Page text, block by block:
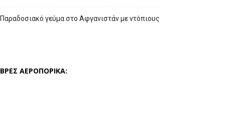
Παραδοσιακό γεύμα στο Αφγανιστάν με ντόπιους
ΒΡΕΣ ΑΕΡΟΠΟΡΙΚΑ: